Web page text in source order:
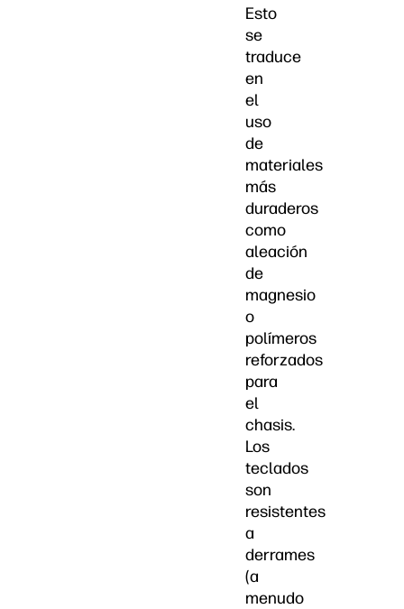
Esto
se
traduce
en
el
uso
de
materiales
más
duraderos
como
aleación
de
magnesio
o
polímeros
reforzados
para
el
chasis.
Los
teclados
son
resistentes
a
derrames
(a
menudo